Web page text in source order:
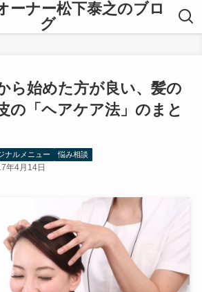
ーナー松下泰之のブロ
グ
ら始めた方が良い、髪の
の「ヘアケア法」のまと
ナルメニュー 悩み相談
年4月14日